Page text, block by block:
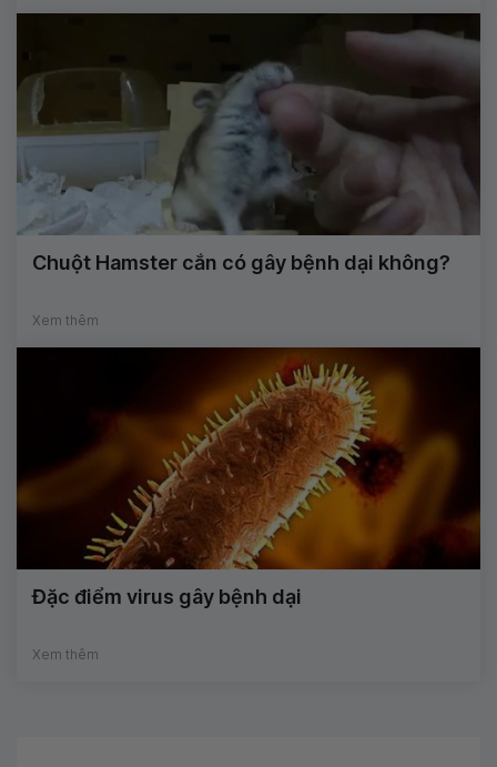
Chuột Hamster cắn có gây bệnh dại không?
Xem thêm
Đặc điểm virus gây bệnh dại
Xem thêm